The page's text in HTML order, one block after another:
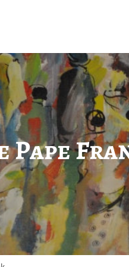
Pape